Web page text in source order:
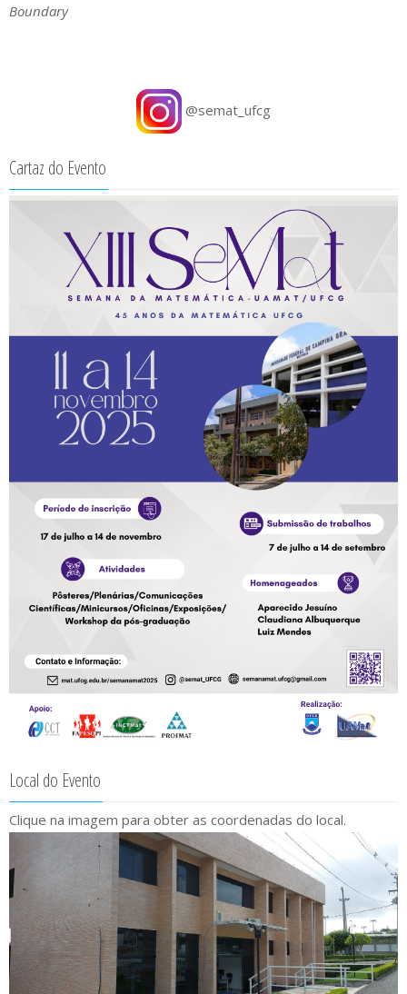
Boundary
@semat_ufcg
Cartaz do Evento
Local do Evento
Clique na imagem para obter as coordenadas do local.